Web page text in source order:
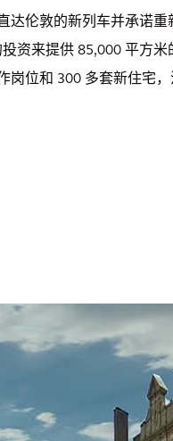
达伦敦的新列车并承诺重
资来提供 85,000 平方米
岗位和 300 多套新住宅